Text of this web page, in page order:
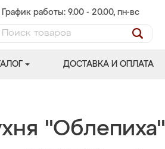
График работы: 9.00 - 20.00, пн-вс
ДОСТАВКА И ОПЛАТА
"Облепиха"